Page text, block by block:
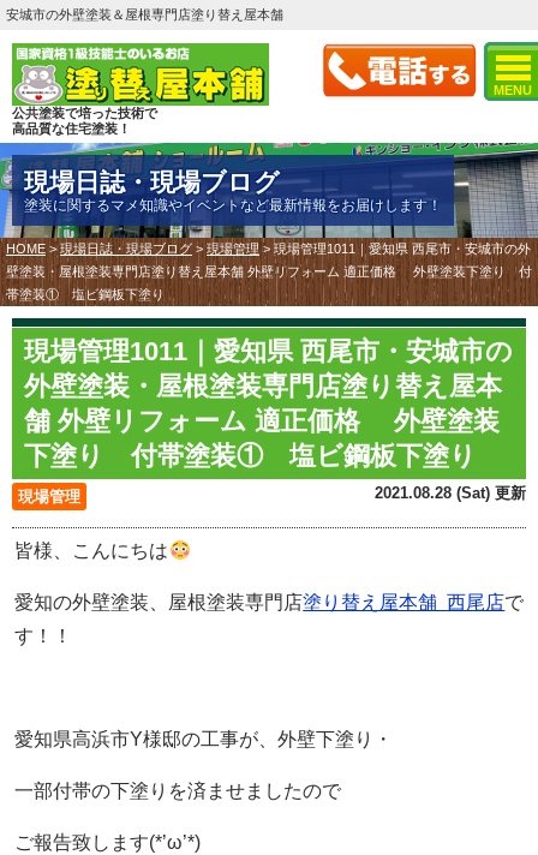
MENU
安城市の外壁塗装＆屋根専門店塗り替え屋本舗
公共塗装で培った技術で
高品質な住宅塗装！
現場日誌・現場ブログ
塗装に関するマメ知識やイベントなど最新情報をお届けします！
HOME >現場日誌・現場ブログ > 現場管理 > 現場管理1011｜愛知県 西尾市・安城市の外
壁塗装・屋根塗装専門店塗り替え屋本舗 外壁リフォーム 適正価格 外壁塗装下塗り 付
帯塗装① 塩ビ鋼板下塗り
現場管理1011｜愛知県 西尾市・安城市の
外壁塗装・屋根塗装専門店塗り替え屋本
舗 外壁リフォーム 適正価格 外壁塗装
下塗り 付帯塗装① 塩ビ鋼板下塗り
現場管理 2021.08.28 (Sat) 更新
皆様、こんにちは
愛知の外壁塗装、屋根塗装専門店塗り替え屋本舗 西尾店で
す！！
愛知県高浜市Y様邸の工事が、外壁下塗り・
一部付帯の下塗りを済ませましたので
ご報告致します(*’ω’*)